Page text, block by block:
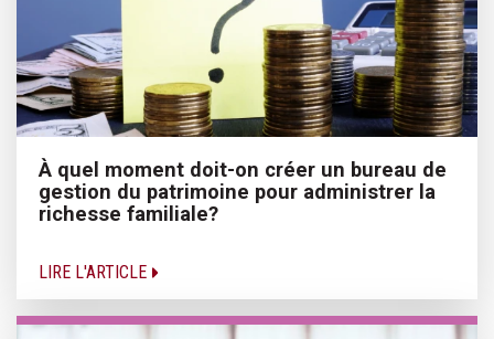
À quel moment doit-on créer un bureau de
gestion du patrimoine pour administrer la
richesse familiale?
LIRE L'ARTICLE